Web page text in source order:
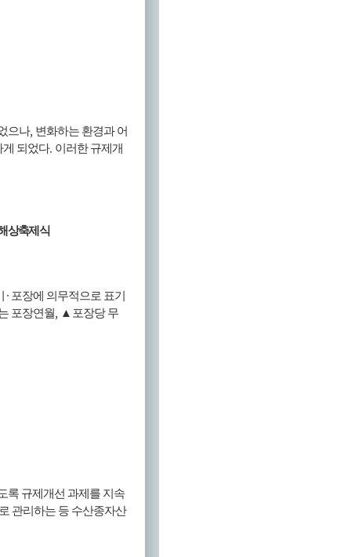
으나, 변화하는 환경과 어
게 되었다. 이러한 규제개
상축제식
· 포장에 의무적으로 표기
포장연월, ▲ 포장당 무
록 규제개선 과제를 지속
관리하는 등 수산종자산